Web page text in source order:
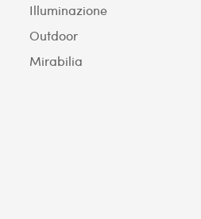
Illuminazione
Outdoor
Mirabilia